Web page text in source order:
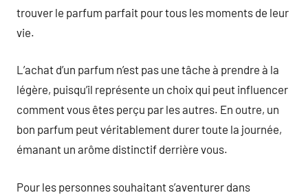
trouver le parfum parfait pour tous les moments de leur
vie.
L’achat d’un parfum n’est pas une tâche à prendre à la
légère, puisqu’il représente un choix qui peut influencer
comment vous êtes perçu par les autres. En outre, un
bon parfum peut véritablement durer toute la journée,
émanant un arôme distinctif derrière vous.
Pour les personnes souhaitant s’aventurer dans